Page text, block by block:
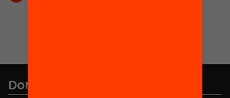
Don't miss anything.